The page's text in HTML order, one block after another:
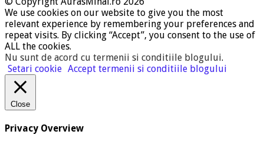
We use cookies on our website to give you the most
relevant experience by remembering your preferences and
repeat visits. By clicking “Accept”, you consent to the use of
ALL the cookies.
Nu sunt de acord cu termenii si conditiile blogului.
Setari cookie Accept termenii si conditiile blogului
Close
Privacy Overview